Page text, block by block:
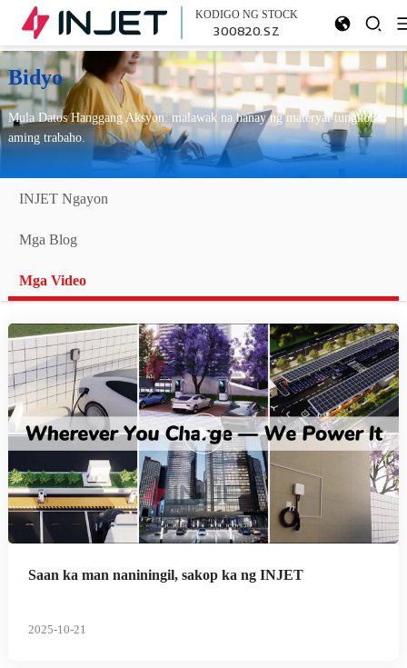
KODIGO NG STOCK
300820.SZ
Bidyo
Mula Datos Hanggang Aksyon: malawak na hanay ng materyal tungkol sa
aming trabaho.
INJET Ngayon
Mga Blog
Mga Video
Saan ka man naniningil, sakop ka ng INJET
2025-10-21